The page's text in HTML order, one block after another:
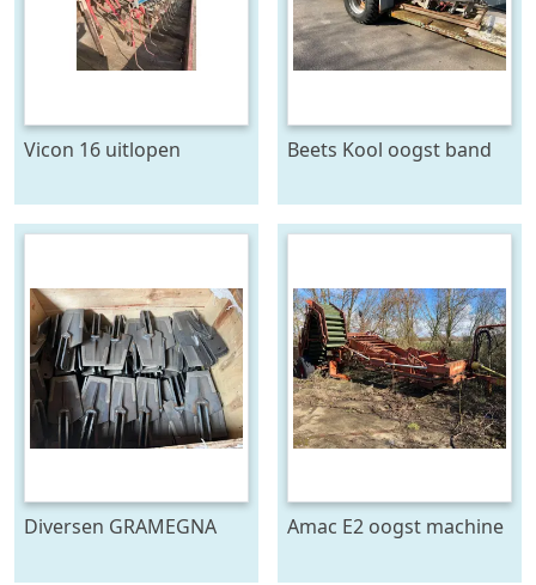
Vicon 16 uitlopen Beets Kool oogst band
Diversen GRAMEGNA
Amac E2 oogst machine